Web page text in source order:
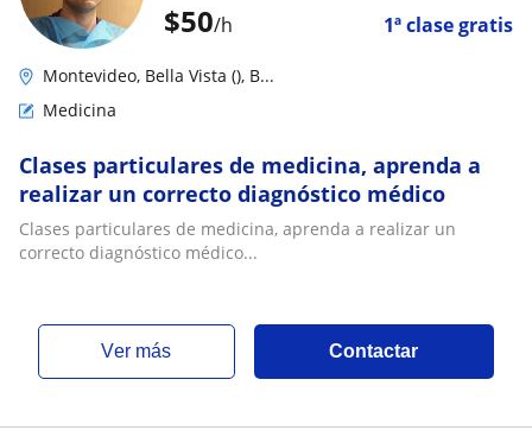
$50/h 1ª clase gratis
Montevideo, Bella Vista (), B...
Medicina
Clases particulares de medicina, aprenda a
realizar un correcto diagnóstico médico
Clases particulares de medicina, aprenda a realizar un
correcto diagnóstico médico...
ver más Contactar